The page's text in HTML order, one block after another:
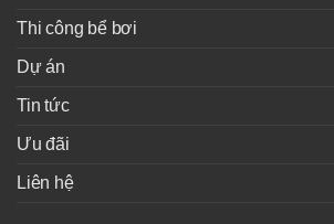
Thi công bể bơi
Dự án
Tin tức
Ưu đãi
Liên hệ